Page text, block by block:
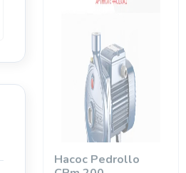
Насос Pedrollo